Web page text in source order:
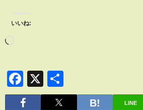
いいね:
Facebook
X
有
LINE